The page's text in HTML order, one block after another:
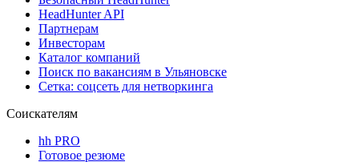
HeadHunter API
Партнерам
Инвесторам
Каталог компаний
Поиск по вакансиям в Ульяновске
Сетка: соцсеть для нетворкинга
Соискателям
hh PRO
Готовое резюме